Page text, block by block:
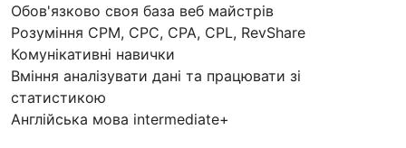
Обов'язково своя база веб майстрів
Розуміння CPM, CPC, CPA, CPL, RevShare
Комунікативні навички
Вміння аналізувати дані та працювати зі
статистикою
Англійська мова intermediate+